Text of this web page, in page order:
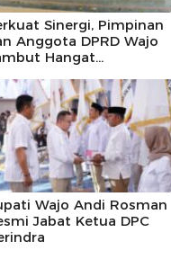
Sinergi, Pimpinan
Anggota DPRD Wajo
Hangat
Wajo yang Baru,
Wajo Andi Rosman
Jabat Ketua DPC